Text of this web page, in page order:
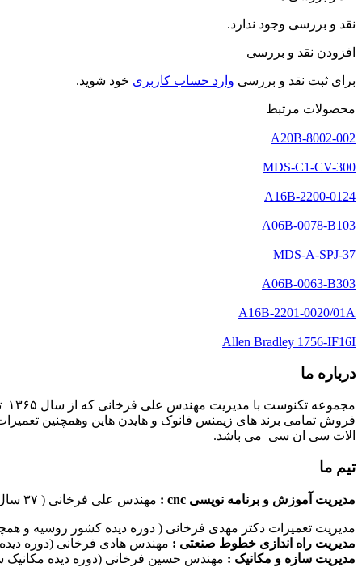
نقد و بررسی وجود ندارد.
افزودن نقد و بررسی
برای ثبت نقد و بررسی وارد حساب کاربری خود شوید.
محصولات مرتبط
A20B-8002-002
MDS-C1-CV-300
A16B-2200-0124
A06B-0078-B103
MDS-A-SPJ-37
A06B-0063-B303
A16B-2201-0020/01A
Allen Bradley 1756-IF16I
درباره ما
فروش تمامی برند های زیمنس فانوک و هایدن هاین وهمچنین
الات سی ان سی می باشد.
تیم ما
مدیریت آموزش و برنامه نویسی cnc : مهندس علی فرخانی ( ۳۷ سال سابقه کاری در امر برنامه نویسی ماشین های سی ان سی)
مدیریت تعمیرات دکتر مهدی فرخانی ( دوره دیده کشور روسیه و
مدیریت راه اندازی خطوط صنعتی : مهندس هادی فرخانی (دوره
مدیریت سازه و مکانیک : مهندس حسین فرخانی (دوره دیده مکانیک